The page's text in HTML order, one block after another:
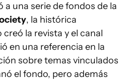
a una serie de fondos de la
, la histórica
la revista y el canal
en una referencia en la
sobre temas vinculados
el fondo, pero además